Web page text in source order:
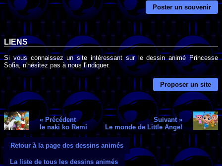
Poster un souvenir
LIENS
Si vous connaissez un site intéressant sur le dessin animé Princesse
Sofia, n'hésitez pas à nous l'indiquer.
Proposer un site
« Précédent
Ie naki ko Remi
Suivant »
Le monde de Little Angel
Retour à la page des dessins animés
La liste de tous les dessins animés